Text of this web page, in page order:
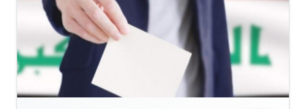
على عدم المشاركة فيها..